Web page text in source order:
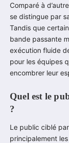
Comparé à
se distingue par
Tandis que
bande passante
exécution fluide
pour les équipes
encombrer leur
Quel est le
?
Le public ciblé
principalement